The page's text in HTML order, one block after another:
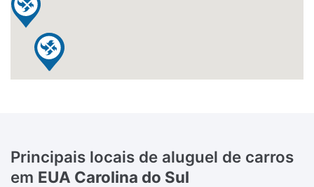
Principais locais de aluguel de carros
em EUA Carolina do Sul